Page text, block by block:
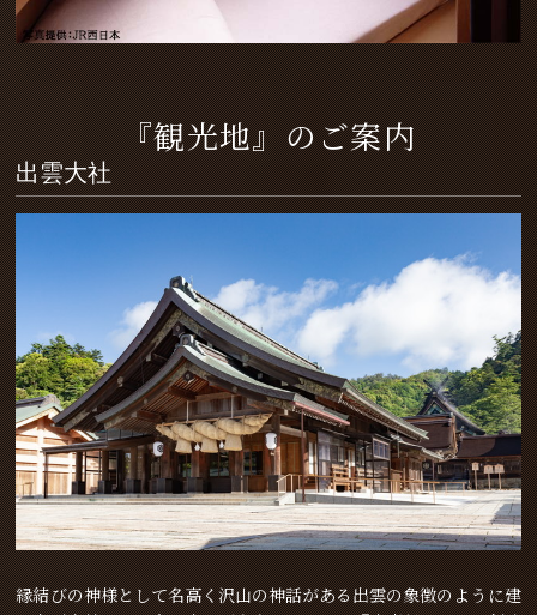
『観光地』のご案内
出雲大社
縁結びの神様として名高く沢山の神話がある出雲の象徴のように建